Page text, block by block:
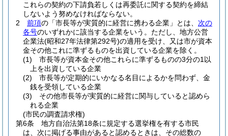
これらの契約の下請負若しくは再委託に関する契約を締結
しないよう努めなければならない。
2
前項の「市長等が実質的に経営に携わる企業」とは、 次の
各号のいずれかに該当する企業をいう。 ただし、地方公営
企業法(昭和27年法律第292号)の適用を受け、又は市が資本
金その他これに準ずるものを出資している企業を除く。
(1)
市長等が資本金その他これらに準ずるものの3分の1以
上を出資している企業
(2)
市長等が定期的にいかなる名目によるかを問わず、金
銭を受領している企業
(3)
その他市長等が実質的に経営に関与していると認めら
れる企業
(市民の調査請求権)
第6条
地方自治法第18条に規定する選挙権を有する市民
は、次に掲げる事由があると認めるときは、その総数の